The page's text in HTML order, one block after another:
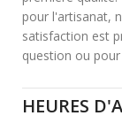
pour l'artisanat,
satisfaction est
question ou
HEURES